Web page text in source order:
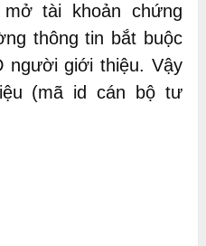
tài khoản chứng
thông tin bắt buộc
người giới thiệu. Vậy
(mã id cán bộ tư